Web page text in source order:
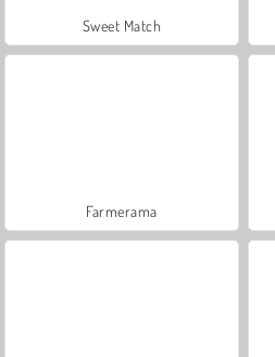
Sweet Match
Farmerama